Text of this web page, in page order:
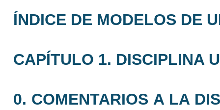
ÍNDICE DE MODELOS DE
CAPÍTULO 1. DISCIPLINA
0. COMENTARIOS A LA